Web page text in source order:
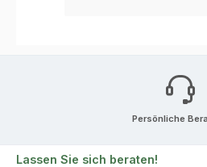
Persönliche
Lassen Sie sich beraten!